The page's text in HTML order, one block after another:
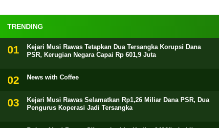
TRENDING
Kejari Musi Rawas Tetapkan Dua Tersangka Korupsi Dana
PSR, Kerugian Negara Capai Rp 601,9 Juta
News with Coffee
Kejari Musi Rawas Selamatkan Rp1,26 Miliar Dana PSR, Dua
Pengurus Koperasi Jadi Tersangka